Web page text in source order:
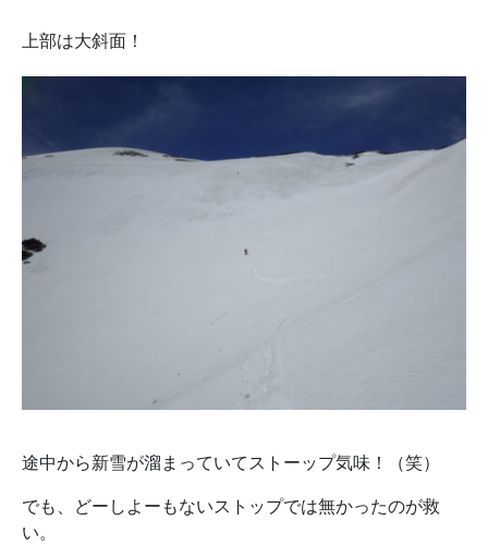
上部は大斜面！
途中から新雪が溜まっていてストーップ気味！（笑）
でも、どーしよーもないストップでは無かったのが救
い。